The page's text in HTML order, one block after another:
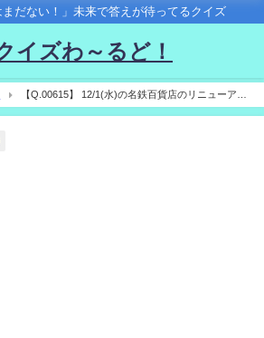
まだない！」未来で答えが待ってるクイズ
イズわ～るど！
【Q.00615】 12/1(水)の名鉄百貨店のリニューアル
ネキン「ナナちゃん」。再登場時の衣装は？